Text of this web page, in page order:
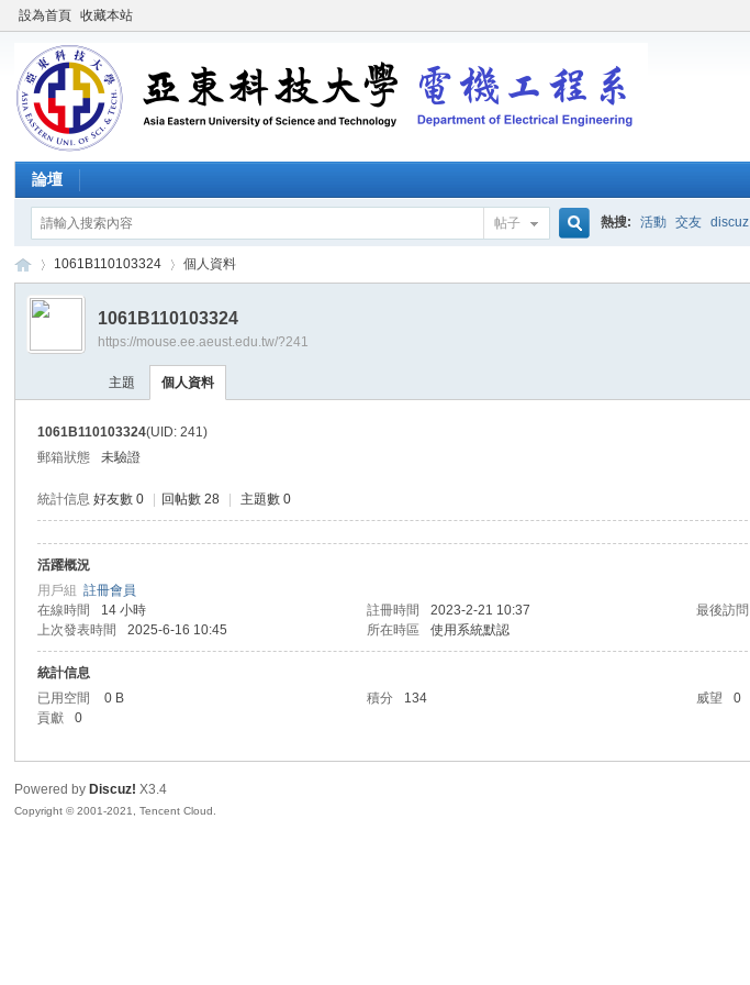
設為首頁 收藏本站
論壇
帖子 熱搜: 活動 交友 discuz
帆
›
1061B110103324 個人資料
1061B110103324
https://mouse.ee.aeust.edu.tw/?241
主題 個人資料
1061B110103324(UID: 241)
郵箱狀態
未驗證
統計信息 好友數 0 回帖數 28 主題數 0
活躍概況
用戶組註冊會員
在線時間
14 小時 註冊時間 2023-2-21 10:37 最後訪問
上次發表時間
2025-6-16 10:45 所在時區 使用系統默認
統計信息
已用空間
0 B 積分 134 威望 0
貢獻
0
Powered by Discuz! X3.4
Copyright © 2001-2021, Tencent Cloud.